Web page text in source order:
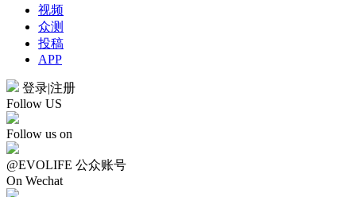
视频
众测
投稿
APP
登录|注册
Follow US
Follow us on
@EVOLIFE 公众账号
On Wechat